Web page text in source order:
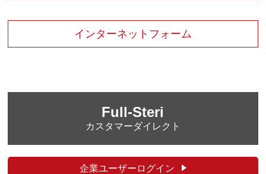
インターネットフォーム
Full-Steri
カスタマーダイレクト
企業ユーザーログイン